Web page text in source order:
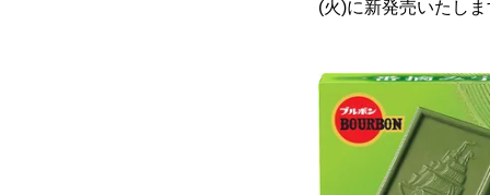
(火)に新発売いたし